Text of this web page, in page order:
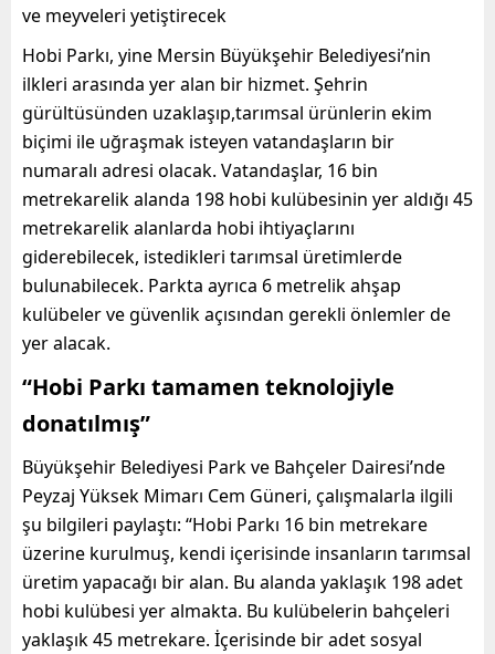
ve meyveleri yetiştirecek
Hobi Parkı, yine Mersin Büyükşehir Belediyesi’nin
ilkleri arasında yer alan bir hizmet. Şehrin
gürültüsünden uzaklaşıp,tarımsal ürünlerin ekim
biçimi ile uğraşmak isteyen vatandaşların bir
numaralı adresi olacak. Vatandaşlar, 16 bin
metrekarelik alanda 198 hobi kulübesinin yer aldığı 45
metrekarelik alanlarda hobi ihtiyaçlarını
giderebilecek, istedikleri tarımsal üretimlerde
bulunabilecek. Parkta ayrıca 6 metrelik ahşap
kulübelerve güvenlik açısından gerekli önlemlerde
yer alacak.
“Hobi Parkı tamamen teknolojiyle
donatılmış”
Büyükşehir Belediyesi Parkve Bahçeler Dairesi’nde
Peyzaj Yüksek Mimarı Cem Güneri, çalışmalarla ilgili
şu bilgileri paylaştı: “Hobi Parkı 16 bin metrekare
üzerine kurulmuş, kendi içerisinde insanların tarımsal
üretim yapacağı bir alan. Bu alanda yaklaşık 198 adet
hobi kulübesi yer almakta. Bu kulübelerin bahçeleri
yaklaşık 45 metrekare. İçerisinde bir adet sosyal